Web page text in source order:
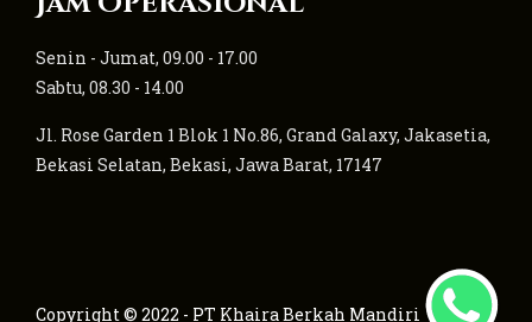
Senin - Jumat, 09.00 - 17.00
Sabtu, 08.30 - 14.00
Jl. Rose Garden 1 Blok 1 No.86, Grand Galaxy, Jakasetia,
Bekasi Selatan, Bekasi, Jawa Barat, 17147
Copyright © 2022 - PT Khaira Berkah Mandiri